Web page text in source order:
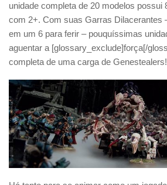
unidade completa de 20 modelos possui
com 2+. Com suas Garras Dilacerantes
em um 6 para ferir – pouquíssimas
aguentar a [glossary_exclude]força[/
completa de uma carga de Genestealers!